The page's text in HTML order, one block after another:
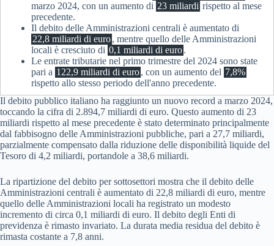
marzo 2024, con un aumento di 23 miliardi rispetto al mese
precedente.
Il debito delle Amministrazioni centrali è aumentato di
22,8 miliardi di euro, mentre quello delle Amministrazioni
locali è cresciuto di 0,1 miliardi di euro.
Le entrate tributarie nel primo trimestre del 2024 sono state
pari a 122,9 miliardi di euro, con un aumento del 7,8%
rispetto allo stesso periodo dell'anno precedente.
Il debito pubblico italiano ha raggiunto un nuovo record a marzo 2024,
toccando la cifra di 2.894,7 miliardi di euro. Questo aumento di 23
miliardi rispetto al mese precedente è stato determinato principalmente
dal fabbisogno delle Amministrazioni pubbliche, pari a 27,7 miliardi,
parzialmente compensato dalla riduzione delle disponibilità liquide del
Tesoro di 4,2 miliardi, portandole a 38,6 miliardi.
La ripartizione del debito per sottosettori mostra che il debito delle
Amministrazioni centrali è aumentato di 22,8 miliardi di euro, mentre
quello delle Amministrazioni locali ha registrato un modesto
incremento di circa 0,1 miliardi di euro. Il debito degli Enti di
previdenza è rimasto invariato. La durata media residua del debito è
rimasta costante a 7,8 anni.